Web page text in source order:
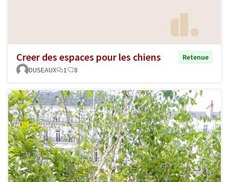
Creer des espaces pour les chiens
Retenue
DUSEAUX
1 8